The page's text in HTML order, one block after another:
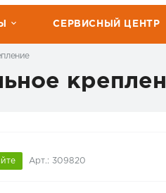
СЕРВИСНЫЙ ЦЕНТР
Арт.: 309820